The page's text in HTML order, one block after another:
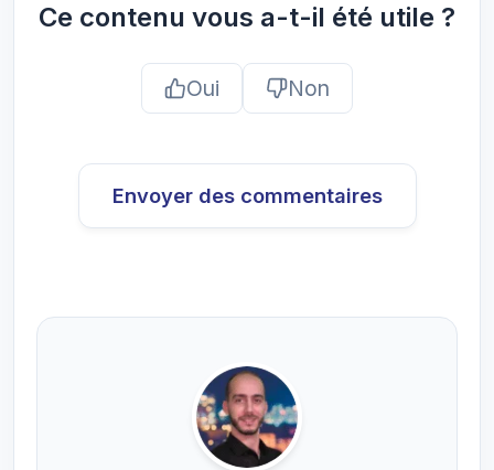
Ce contenu vous a-t-il été utile ?
Oui Non
Envoyer des commentaires